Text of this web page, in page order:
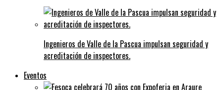
Ingenieros de Valle de la Pascua impulsan seguridad y
acreditación de inspectores.
Eventos